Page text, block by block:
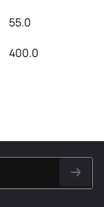
55.0
400.0